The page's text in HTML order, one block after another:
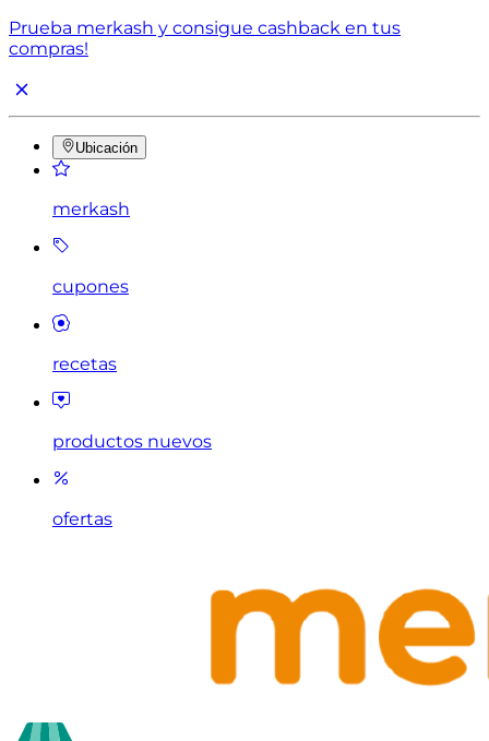
Prueba merkash y consigue cashback en tus
compras!
Ubicación
merkash
cupones
recetas
productos nuevos
ofertas